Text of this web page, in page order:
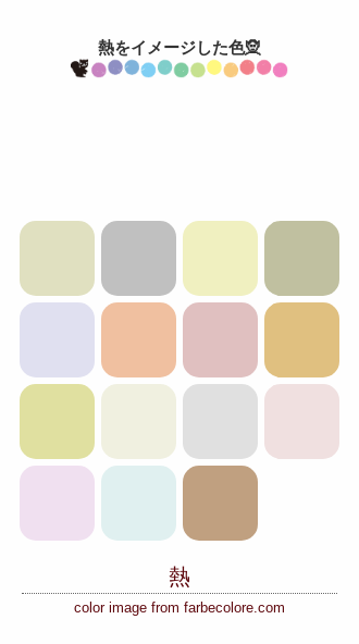
熱をイメージした色🧝
熱
color image from farbecolore.com